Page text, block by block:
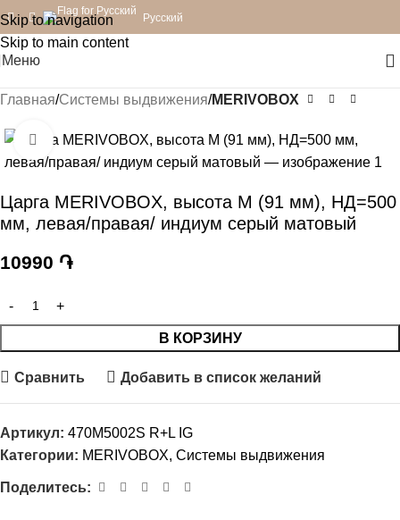
Skip to navigation
Skip to main content
Русский
Меню
Главная Системы выдвижения MERIVOBOX
Нажмите, чтобы увеличить
Царга MERIVOBOX, высота M (91 мм), НД=500
мм, левая/правая/ индиум серый матовый
10990 ֏
В КОРЗИНУ
Сравнить Добавить в список желаний
Артикул: 470M5002S R+L IG
Категории: MERIVOBOX, Системы выдвижения
Поделитесь: